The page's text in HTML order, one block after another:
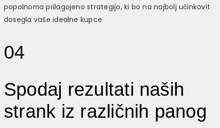
popolnoma prilagojeno strategijo, ki bo na najbolj učinkovit
dosegla vaše idealne kupce
04
Spodaj rezultati naših
strank iz različnih panog